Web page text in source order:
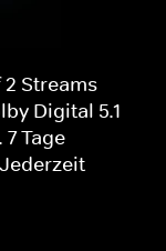
Streams
Digital 5.1
Tage